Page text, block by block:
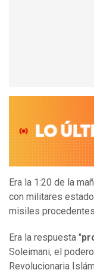
Era la 1:20 de la
con militares
misiles
Era la respuesta "
Soleimani, el
Revolucionaria